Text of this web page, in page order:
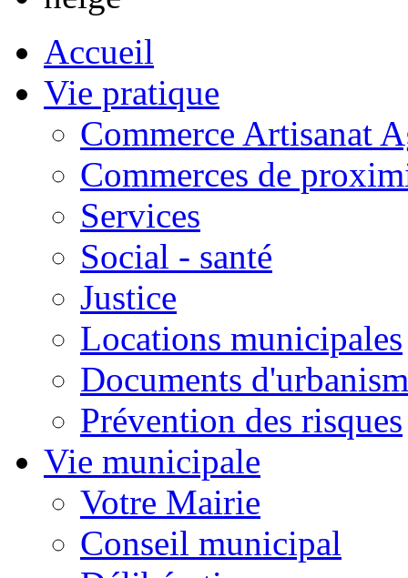
Accueil
Vie pratique
Commerce Artisanat
Commerces de
Services
Social - santé
Justice
Locations municipales
Documents
Prévention des risques
Vie municipale
Votre Mairie
Conseil municipal